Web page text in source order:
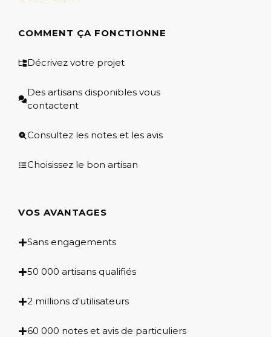
COMMENT ÇA FONCTIONNE
Décrivez votre projet
Des artisans disponibles vous
contactent
Consultez les notes et les avis
Choisissez le bon artisan
VOS AVANTAGES
Sans engagements
50 000 artisans qualifiés
2 millions d'utilisateurs
60 000 notes et avis de particuliers